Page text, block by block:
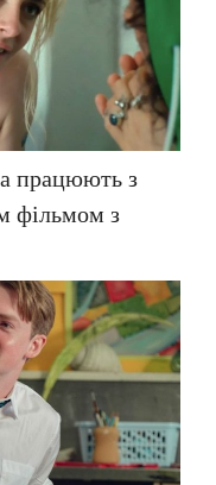
працюють з
фільмом з